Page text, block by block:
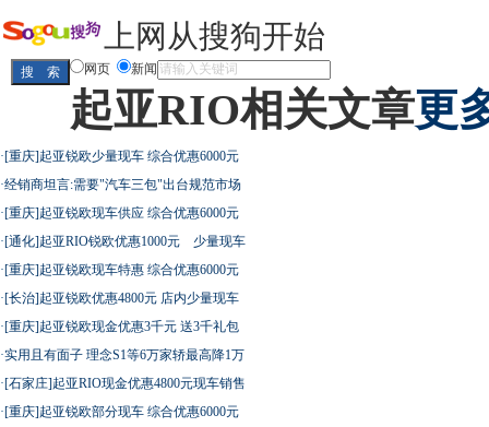
上网从搜狗开始
网页 新闻
起亚RIO相关文章更
·[重庆]起亚锐欧少量现车 综合优惠6000元
·经销商坦言:需要"汽车三包"出台规范市场
·[重庆]起亚锐欧现车供应 综合优惠6000元
·[通化]起亚RIO锐欧优惠1000元 少量现车
·[重庆]起亚锐欧现车特惠 综合优惠6000元
·[长治]起亚锐欧优惠4800元 店内少量现车
·[重庆]起亚锐欧现金优惠3千元 送3千礼包
·实用且有面子 理念S1等6万家轿最高降1万
·[石家庄]起亚RIO现金优惠4800元现车销售
·[重庆]起亚锐欧部分现车 综合优惠6000元